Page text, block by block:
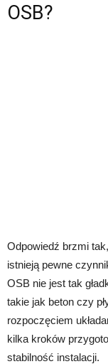
OSB?
Odpowiedź brzmi
istnieją pewne
OSB nie jest tak
takie jak beton czy
rozpoczęciem
kilka kroków
stabilność instalacji.